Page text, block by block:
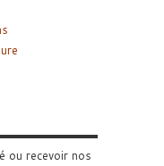
ou recevoir nos